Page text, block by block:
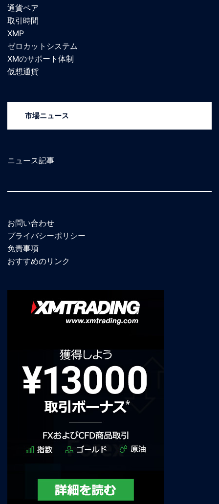
通貨ペア
取引時間
XMP
ゼロカットシステム
XMのサポート体制
仮想通貨
市場ニュース
ニュース記事
お問い合わせ
プライバシーポリシー
免責事項
おすすめのリンク